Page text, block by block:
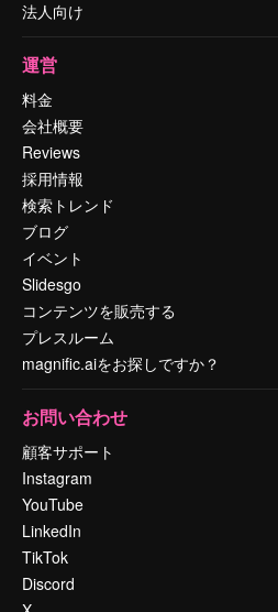
法人向け
運営
料金
会社概要
Reviews
採用情報
検索トレンド
ブログ
イベント
Slidesgo
コンテンツを販売する
プレスルーム
magnific.aiをお探しですか？
お問い合わせ
顧客サポート
Instagram
YouTube
LinkedIn
TikTok
Discord